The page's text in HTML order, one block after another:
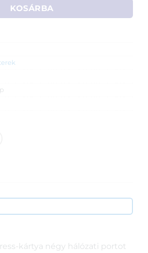
KOSÁRBA
kártya négy hálózati portot